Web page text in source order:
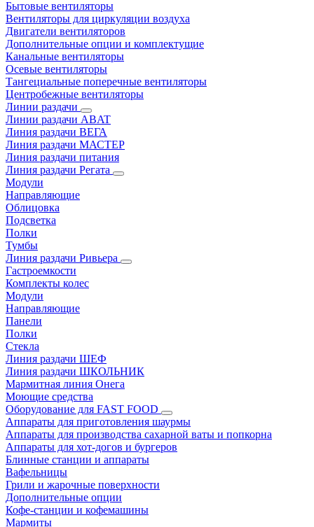
Бытовые вентиляторы
Вентиляторы для циркуляции воздуха
Двигатели вентиляторов
Дополнительные опции и комплектущие
Канальные вентиляторы
Осевые вентиляторы
Тангециальные поперечные вентиляторы
Центробежные вентиляторы
Линии раздачи
Линии раздачи ABAT
Линия раздачи ВЕГА
Линия раздачи МАСТЕР
Линия раздачи питания
Линия раздачи Регата
Модули
Направляющие
Облицовка
Подсветка
Полки
Тумбы
Линия раздачи Ривьера
Гастроемкости
Комплекты колес
Модули
Направляющие
Панели
Полки
Стекла
Линия раздачи ШЕФ
Линия раздачи ШКОЛЬНИК
Мармитная линия Онега
Моющие средства
Оборудование для FAST FOOD
Аппараты для приготовления шаурмы
Аппараты для производства сахарной ваты и попкорна
Аппараты для хот-догов и бургеров
Блинные станции и аппараты
Вафельницы
Грили и жарочные поверхности
Дополнительные опции
Кофе-станции и кофемашины
Мармиты